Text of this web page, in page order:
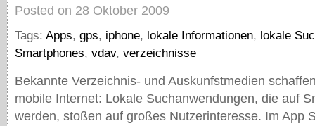
Posted on 28 Oktober 2009
Tags: Apps, gps, iphone, lokale Informationen, lokale
Smartphones, vdav, verzeichnisse
Bekannte Verzeichnis- und Auskunfstmedien
mobile Internet: Lokale Suchanwendungen, die auf
werden, stoßen auf großes Nutzerinteresse. Im App